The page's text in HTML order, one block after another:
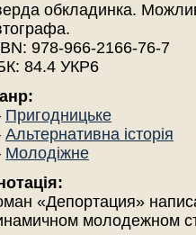
обкладинка.
978-966-2166-76-7
84.4 УКР6
Пригодницьке
Альтернативна історія
Молодіжне
«Депортация»
молодежном